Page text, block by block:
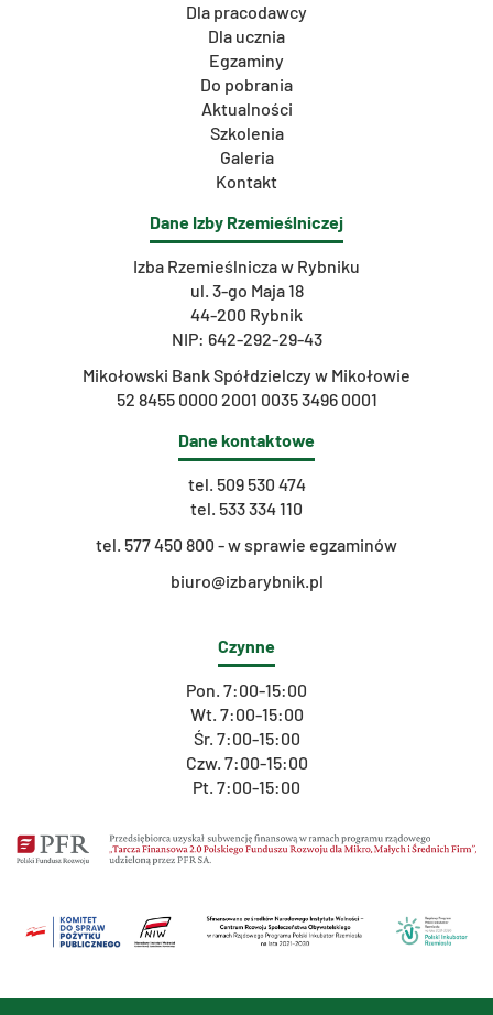
Dla pracodawcy
Dla ucznia
Egzaminy
Do pobrania
Aktualności
Szkolenia
Galeria
Kontakt
Dane Izby Rzemieślniczej
Izba Rzemieślnicza w Rybniku
ul. 3-go Maja 18
44-200 Rybnik
NIP: 642-292-29-43
Mikołowski Bank Spółdzielczy w Mikołowie
52 8455 0000 2001 0035 3496 0001
Dane kontaktowe
tel. 509 530 474
tel. 533 334 110
tel. 577 450 800 - w sprawie egzaminów
biuro@izbarybnik.pl
Czynne
Pon. 7:00-15:00
Wt. 7:00-15:00
Śr. 7:00-15:00
Czw. 7:00-15:00
Pt. 7:00-15:00